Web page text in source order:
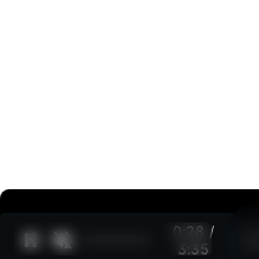
0:30 /
3:35